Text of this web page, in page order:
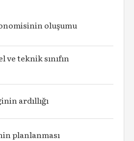
oluşumu
ve teknik sınıfın
ardıllığı
planlanması